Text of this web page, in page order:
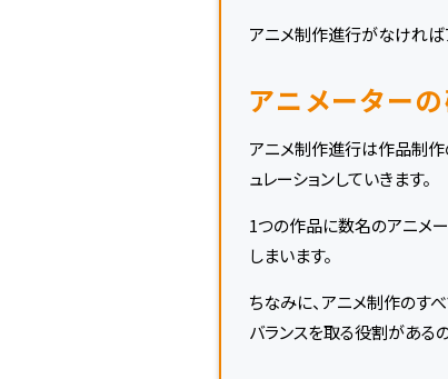
アニメ制作進行がなければ
アニメーター
アニメ制作進行は作品制作
ュレーションしていきます。
1つの作品に数名のアニメ
しまいます。
ちなみに、アニメ制作のす
バランスを取る役割があるの